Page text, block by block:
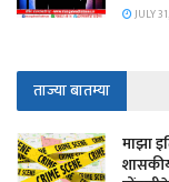
JULY
ताज्या बातम्या
माझा